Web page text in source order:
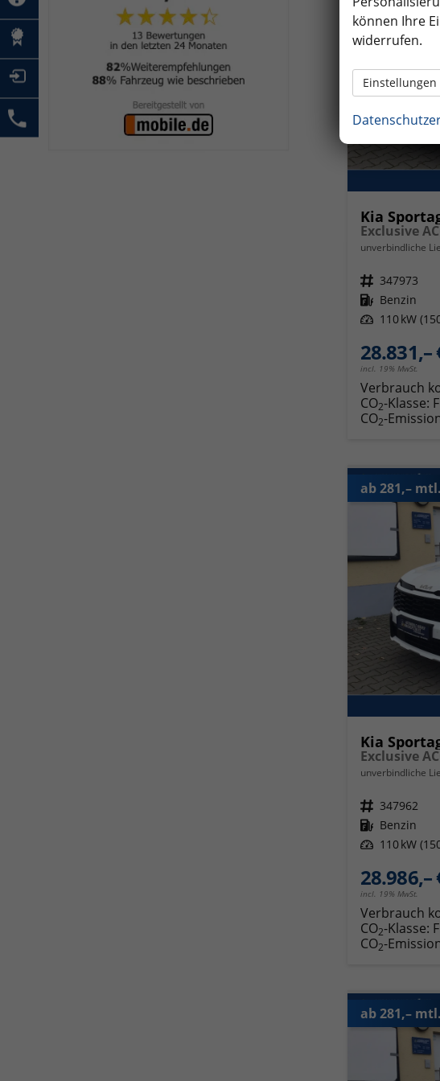
Kia
Exclusive
unverbindliche
Fahrzeugnr. 347973
Kraftstoff Benzin
Leistung 110 kW
28.831,–
incl. 19% MwSt.
Verbrauch
CO2-Klasse: F
CO2-
ab 281,– mtl.
Kia
Exclusive
unverbindliche
Fahrzeugnr. 347962
Kraftstoff Benzin
Leistung 110 kW
28.986,–
incl. 19% MwSt.
Verbrauch
CO2-Klasse: F
CO2-
ab 281,– mtl.
können Ihre
widerrufen.
Einstellungen